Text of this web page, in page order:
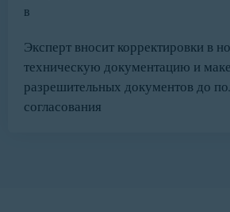
Эксперт вносит корректировки в
техническую документацию и
разрешительных документов до
согласования